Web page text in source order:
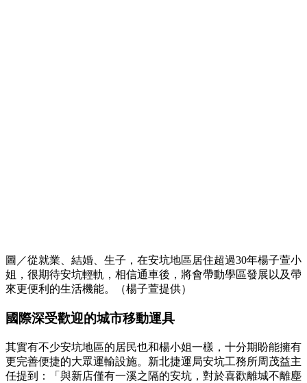
圖／從就業、結婚、生子，在安坑地區居住超過30年楊子萱小
姐，很期待安坑輕軌，相信通車後，將會帶動學區發展以及帶
來更便利的生活機能。（楊子萱提供）
國際深受歡迎的城市移動運具
其實有不少安坑地區的居民也和楊小姐一樣，十分期盼能擁有
更完善便捷的大眾運輸設施。新北捷運局安坑工務所周茂益主
任提到：「與新店僅有一溪之隔的安坑，對於喜歡離城不離塵